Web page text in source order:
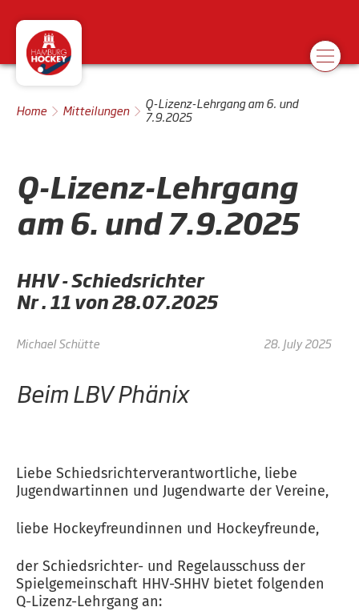
Home Mitteilungen
Q-Lizenz-Lehrgang am 6. und
7.9.2025
Q-Lizenz-Lehrgang
am 6. und 7.9.2025
HHV - Schiedsrichter
Nr . 11 von 28.07.2025
Michael Schütte 28. July 2025
Beim LBV Phänix
Liebe Schiedsrichterverantwortliche, liebe
Jugendwartinnen und Jugendwarte der Vereine,
liebe Hockeyfreundinnen und Hockeyfreunde,
der Schiedsrichter- und Regelausschuss der
Spielgemeinschaft HHV-SHHV bietet folgenden
Q-Lizenz-Lehrgang an: